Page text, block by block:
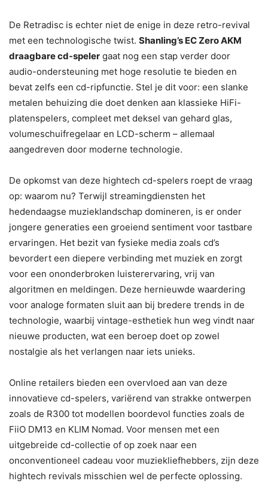
De Retradisc is echter niet de enige in deze retro-revival
met een technologische twist. Shanling’s EC Zero AKM
draagbare cd-speler gaat nog een stap verder door
audio-ondersteuning met hoge resolutie te bieden en
bevat zelfs een cd-ripfunctie. Stel je dit voor: een slanke
metalen behuizing die doet denken aan klassieke HiFi-
platenspelers, compleet met deksel van gehard glas,
volumeschuifregelaar en LCD-scherm – allemaal
aangedreven door moderne technologie.
De opkomst van deze hightech cd-spelers roept de vraag
op: waarom nu? Terwijl streamingdiensten het
hedendaagse muzieklandschap domineren, is er onder
jongere generaties een groeiend sentiment voor tastbare
ervaringen. Het bezit van fysieke media zoals cd’s
bevordert een diepere verbinding met muziek en zorgt
voor een ononderbroken luisterervaring, vrij van
algoritmen en meldingen. Deze hernieuwde waardering
voor analoge formaten sluit aan bij bredere trends in de
technologie, waarbij vintage-esthetiek hun weg vindt naar
nieuwe producten, wat een beroep doet op zowel
nostalgie als het verlangen naar iets unieks.
Online retailers bieden een overvloed aan van deze
innovatieve cd-spelers, variërend van strakke ontwerpen
zoals de R300 tot modellen boordevol functies zoals de
FiiO DM13 en KLIM Nomad. Voor mensen met een
uitgebreide cd-collectie of op zoek naar een
onconventioneel cadeau voor muziekliefhebbers, zijn deze
hightech revivals misschien wel de perfecte oplossing.